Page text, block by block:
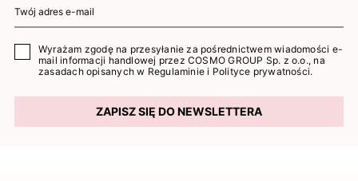
Wyrażam zgodę na przesyłanie za pośrednictwem wiadomości e-
mail informacji handlowej przez COSMO GROUP Sp. z o.o., na
zasadach opisanych w Regulaminie i Polityce prywatności.
ZAPISZ SIĘ DO NEWSLETTERA